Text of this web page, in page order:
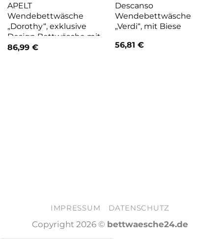
APELT
Wendebettwäsche
„Dorothy“, exklusive
Design Bettwäsche mit
großblütigen
86,99 €
Descanso
Wendebettwäsche
„Verdi“, mit Biese
56,81 €
IMPRESSUM DATENSCHUTZ
Copyright 2026 © bettwaesche24.de